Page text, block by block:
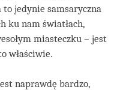
to jedynie samsaryczna
ku nam światłach,
miasteczku – jest
właściwie.
naprawdę bardzo,